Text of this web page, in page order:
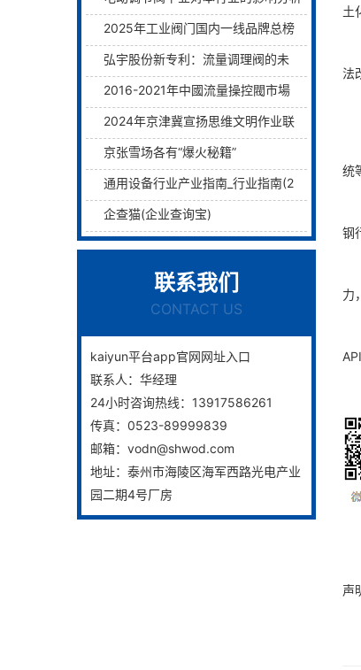
2025年工业阀门国内一线品牌总榜单前十名
弘宇股份新专利：流量调理阀的未来已来过滤与调理两层护航！
2016-2021年中國流量操控閥市場远景及融資戰略咨詢報告
2024年京津冀宣扬思维文明作业联席会议在津举行
京张雪场各有“爆火秘籍”
通用设备行业产业指南_行业指南(2)_前瞻 - 前瞻网
企查猫(企业查询宝)
联系我们
CONTACT US
kaiyun平台app官网网址入口
联系人： 华经理
24小时咨询热线： 13917586261
传真： 0523-89999839
邮箱： vodn@shwod.com
地址： 泰州市海陵区海军西路光电产业
园二期4号厂房
土
法
统
钢
力
声